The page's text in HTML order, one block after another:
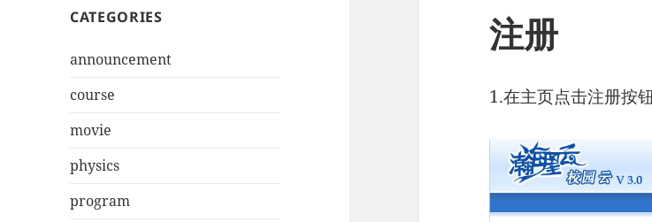
CATEGORIES
announcement
course
movie
physics
program
注册
1.在主页点击注册按钮